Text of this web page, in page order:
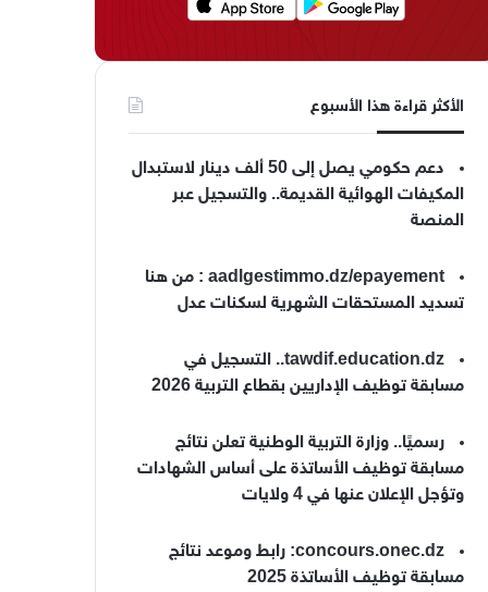
الأكثر قراءة هذا الأسبوع
دعم حكومي يصل إلى 50 ألف دينار لاستبدال
المكيفات الهوائية القديمة.. والتسجيل عبر
المنصة
aadlgestimmo.dz/epayement : من هنا
تسديد المستحقات الشهرية لسكنات عدل
tawdif.education.dz.. التسجيل في
مسابقة توظيف الإداريين بقطاع التربية 2026
رسميًا.. وزارة التربية الوطنية تعلن نتائج
مسابقة توظيف الأساتذة على أساس الشهادات
وتؤجل الإعلان عنها في 4 ولايات
concours.onec.dz: رابط وموعد نتائج
مسابقة توظيف الأساتذة 2025